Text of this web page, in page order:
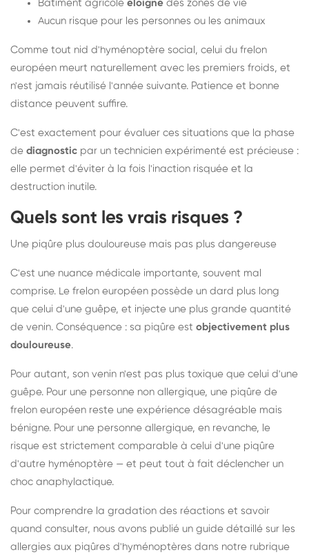
Bâtiment agricole éloigné des zones de vie
Aucun risque pour les personnes ou les animaux
Comme tout nid d'hyménoptère social, celui du frelon
européen meurt naturellement avec les premiers froids, et
n'est jamais réutilisé l'année suivante. Patience et bonne
distance peuvent suffire.
C'est exactement pour évaluer ces situations que la phase
de diagnostic par un technicien expérimenté est précieuse :
elle permet d'éviter à la fois l'inaction risquée et la
destruction inutile.
Quels sont les vrais risques ?
Une piqûre plus douloureuse mais pas plus dangereuse
C'est une nuance médicale importante, souvent mal
comprise. Le frelon européen possède un dard plus long
que celui d'une guêpe, et injecte une plus grande quantité
de venin. Conséquence : sa piqûre est objectivement plus
douloureuse.
Pour autant, son venin n'est pas plus toxique que celui d'une
guêpe. Pour une personne non allergique, une piqûre de
frelon européen reste une expérience désagréable mais
bénigne. Pour une personne allergique, en revanche, le
risque est strictement comparable à celui d'une piqûre
d'autre hyménoptère — et peut tout à fait déclencher un
choc anaphylactique.
Pour comprendre la gradation des réactions et savoir
quand consulter, nous avons publié un guide détaillé sur les
allergies aux piqûres d'hyménoptères dans notre rubrique